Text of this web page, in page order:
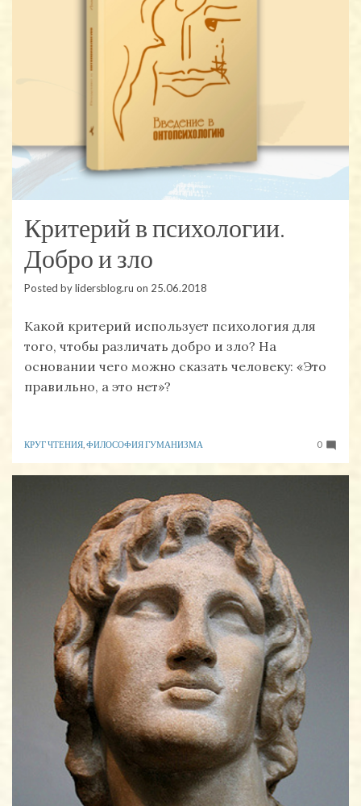
Критерий в психологии.
Добро и зло
Posted bylidersblog.ru on 25.06.2018
Какой критерий использует психология для
того, чтобы различать добро и зло? На
основании чего можно сказать человеку: «Это
правильно, а это нет»?
КРУГ ЧТЕНИЯ ФИЛОСОФИЯ ГУМАНИЗМА 0